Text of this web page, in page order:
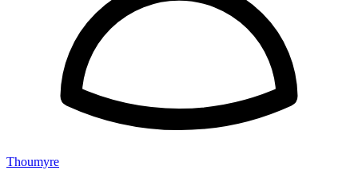
Thoumyre